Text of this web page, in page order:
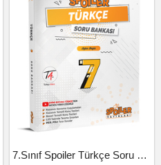
7.Sınıf Spoiler Türkçe Soru Bankası